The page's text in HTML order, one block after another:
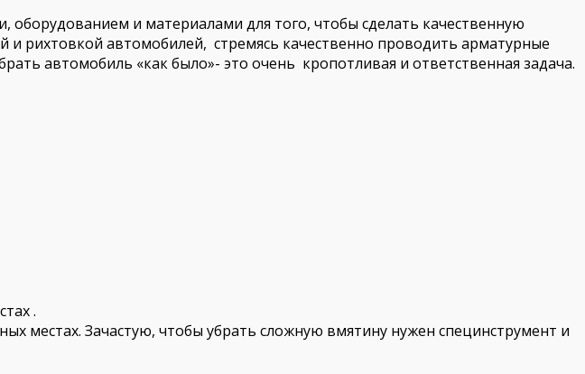
и материалами для того, чтобы сделать качественную
рихтовкой автомобилей, стремясь качественно проводить арматурные
автомобиль «как было»- это очень кропотливая и ответственная задача.
.
местах. Зачастую, чтобы убрать сложную вмятину нужен специнструмент и